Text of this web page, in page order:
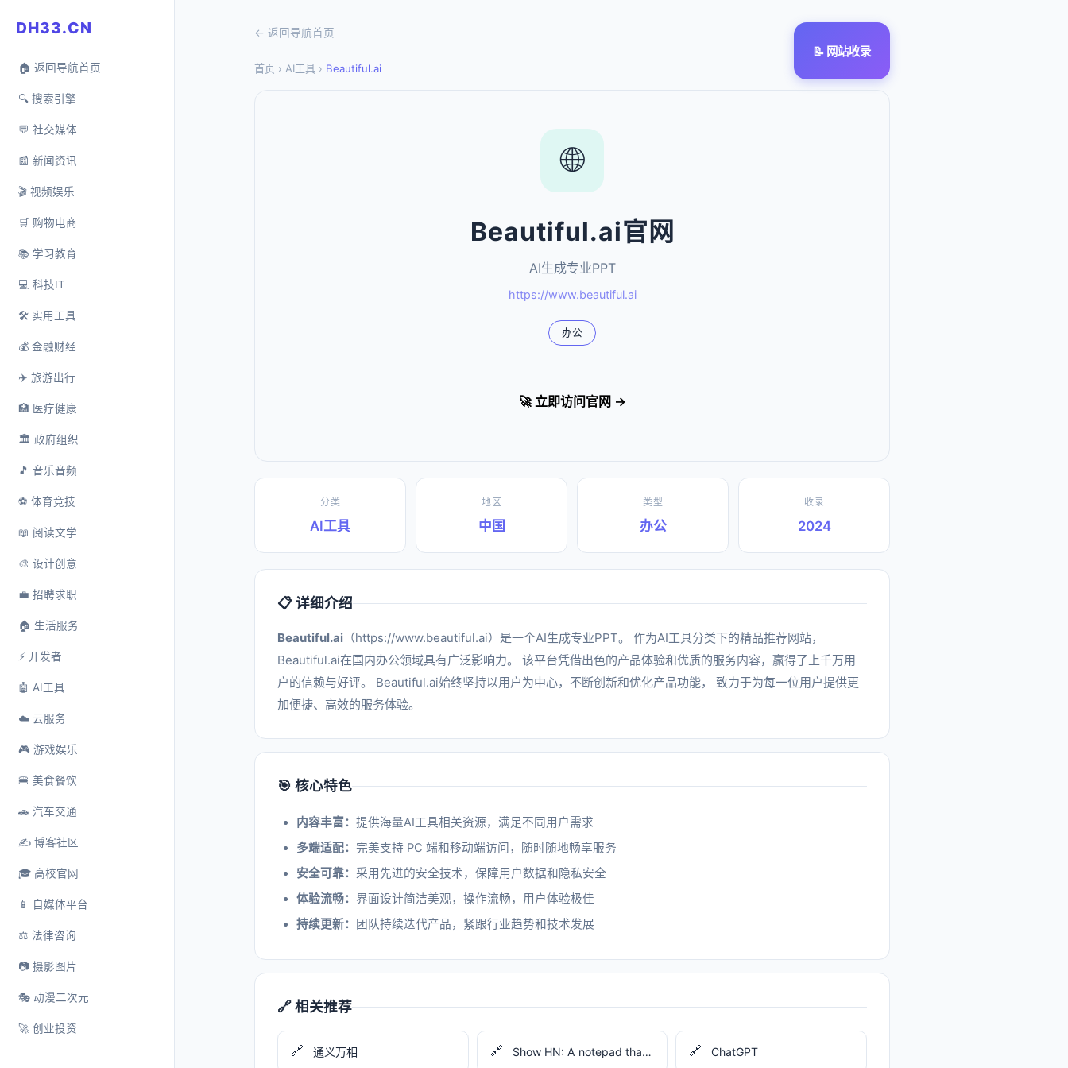
DH33.CN
🏠 返回导航首页
🔍 搜索引擎
💬 社交媒体
📰 新闻资讯
🎬 视频娱乐
🛒 购物电商
📚 学习教育
💻 科技IT
🛠️ 实用工具
💰 金融财经
✈️ 旅游出行
🏥 医疗健康
🏛️ 政府组织
🎵 音乐音频
⚽ 体育竞技
📖 阅读文学
🎨 设计创意
💼 招聘求职
🏠 生活服务
⚡ 开发者
🤖 AI工具
☁️ 云服务
🎮 游戏娱乐
🍔 美食餐饮
🚗 汽车交通
✍️ 博客社区
🎓 高校官网
📱 自媒体平台
⚖️ 法律咨询
📷 摄影图片
🎭 动漫二次元
🚀 创业投资
📝 网站收录
← 返回导航首页
首页 › AI工具 › Beautiful.ai
🌐
Beautiful.ai官网
AI生成专业PPT
https://www.beautiful.ai
办公
🚀 立即访问官网 →
分类
AI工具
地区
中国
类型
办公
收录
2024
📋 详细介绍
Beautiful.ai （https://www.beautiful.ai）是一个AI生成专业PPT。 作为AI工具分类下的精品推荐网站，
Beautiful.ai在国内办公领域具有广泛影响力。 该平台凭借出色的产品体验和优质的服务内容，赢得了上千万用
户的信赖与好评。 Beautiful.ai始终坚持以用户为中心，不断创新和优化产品功能， 致力于为每一位用户提供更
加便捷、高效的服务体验。
🎯 核心特色
内容丰富： 提供海量AI工具相关资源，满足不同用户需求
多端适配： 完美支持 PC 端和移动端访问，随时随地畅享服务
安全可靠： 采用先进的安全技术，保障用户数据和隐私安全
体验流畅： 界面设计简洁美观，操作流畅，用户体验极佳
持续更新：
团队持续迭代产品，紧跟行业趋势和技术发展
🔗 相关推荐
🔗 通义万相 🔗 Show HN: A notepad that turns meeting-full days in 🔗 ChatGPT